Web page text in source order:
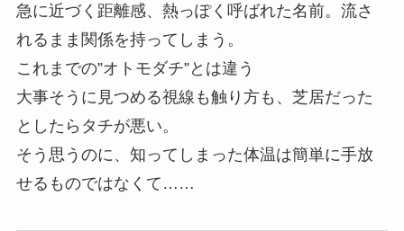
急に近づく距離感、熱っぽく呼ばれた名前。流さ
れるまま関係を持ってしまう。
これまでの”オトモダチ”とは違う
大事そうに見つめる視線も触り方も、芝居だった
としたらタチが悪い。
そう思うのに、知ってしまった体温は簡単に手放
せるものではなくて……